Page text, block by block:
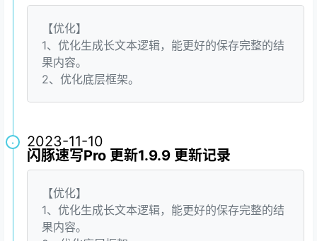
【优化】
1、优化生成长文本逻辑，能更好的保存完整的结
果内容。
2、优化底层框架。
2023-11-10
·
闪豚速写Pro 更新1.9.9 更新记录
【优化】
1、优化生成长文本逻辑，能更好的保存完整的结
果内容。